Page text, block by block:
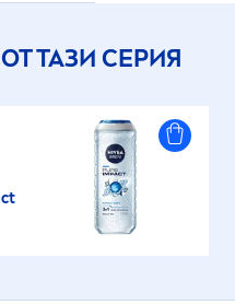
ТАЗИ СЕРИЯ